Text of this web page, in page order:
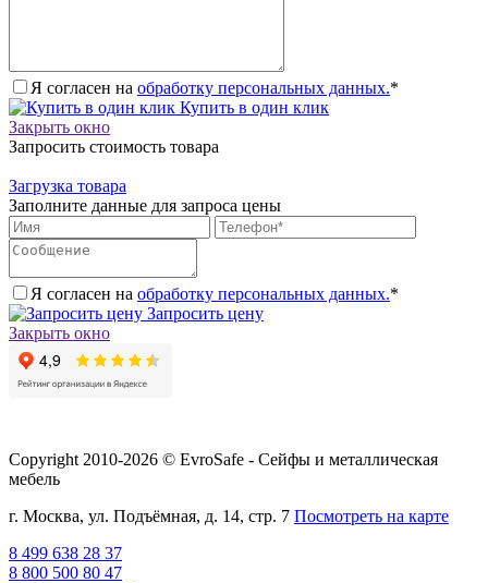
Я согласен на обработку персональных данных.*
Купить в один клик
Закрыть окно
Запросить стоимость товара
Загрузка товара
Заполните данные для запроса цены
Я согласен на обработку персональных данных.*
Запросить цену
Закрыть окно
Copyright 2010-2026 © EvroSafe - Сейфы и металлическая
мебель
г. Москва, ул. Подъёмная, д. 14, стр. 7 Посмотреть на карте
8 499 638 28 37
8 800 500 80 47